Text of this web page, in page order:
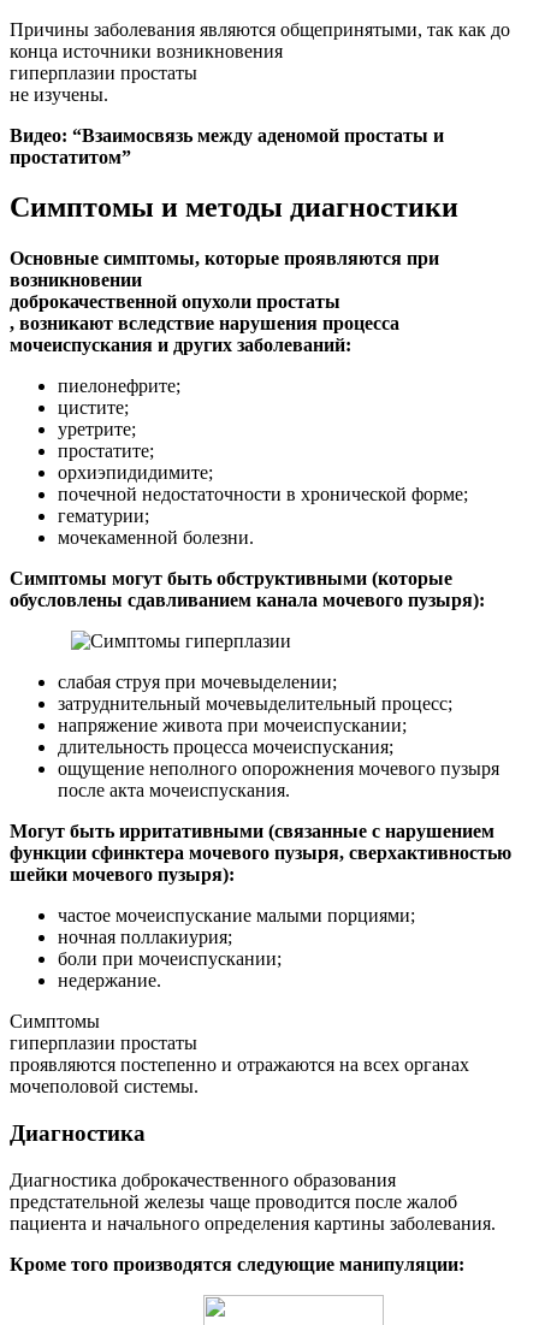
Причины заболевания являются общепринятыми, так как до
конца источники возникновения
гиперплазии простаты
не изучены.
Видео: “Взаимосвязь между аденомой простаты и
простатитом”
Симптомы и методы диагностики
Основные симптомы, которые проявляются при
возникновении
доброкачественной опухоли простаты
, возникают вследствие нарушения процесса
мочеиспускания и других заболеваний:
пиелонефрите;
цистите;
уретрите;
простатите;
орхиэпидидимите;
почечной недостаточности в хронической форме;
гематурии;
мочекаменной болезни.
Симптомы могут быть обструктивными (которые
обусловлены сдавливанием канала мочевого пузыря):
слабая струя при мочевыделении;
затруднительный мочевыделительный процесс;
напряжение живота при мочеиспускании;
длительность процесса мочеиспускания;
ощущение неполного опорожнения мочевого пузыря
после акта мочеиспускания.
Могут быть ирритативными (связанные с нарушением
функции сфинктера мочевого пузыря, сверхактивностью
шейки мочевого пузыря):
частое мочеиспускание малыми порциями;
ночная поллакиурия;
боли при мочеиспускании;
недержание.
Симптомы
гиперплазии простаты
проявляются постепенно и отражаются на всех органах
мочеполовой системы.
Диагностика
Диагностика доброкачественного образования
предстательной железы чаще проводится после жалоб
пациента и начального определения картины заболевания.
Кроме того производятся следующие манипуляции: